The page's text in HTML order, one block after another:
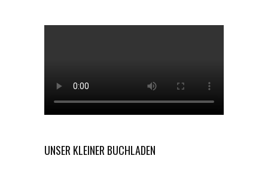
UNSER KLEINER BUCHLADEN